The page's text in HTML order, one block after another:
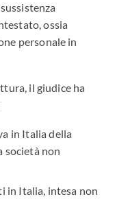
ossia
personale in
il giudice ha
in Italia della
società non
in Italia, intesa non